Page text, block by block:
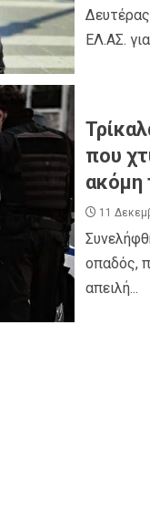
ΕΛ.ΑΣ.
που
ακόμη
11
οπαδός,
απειλή...